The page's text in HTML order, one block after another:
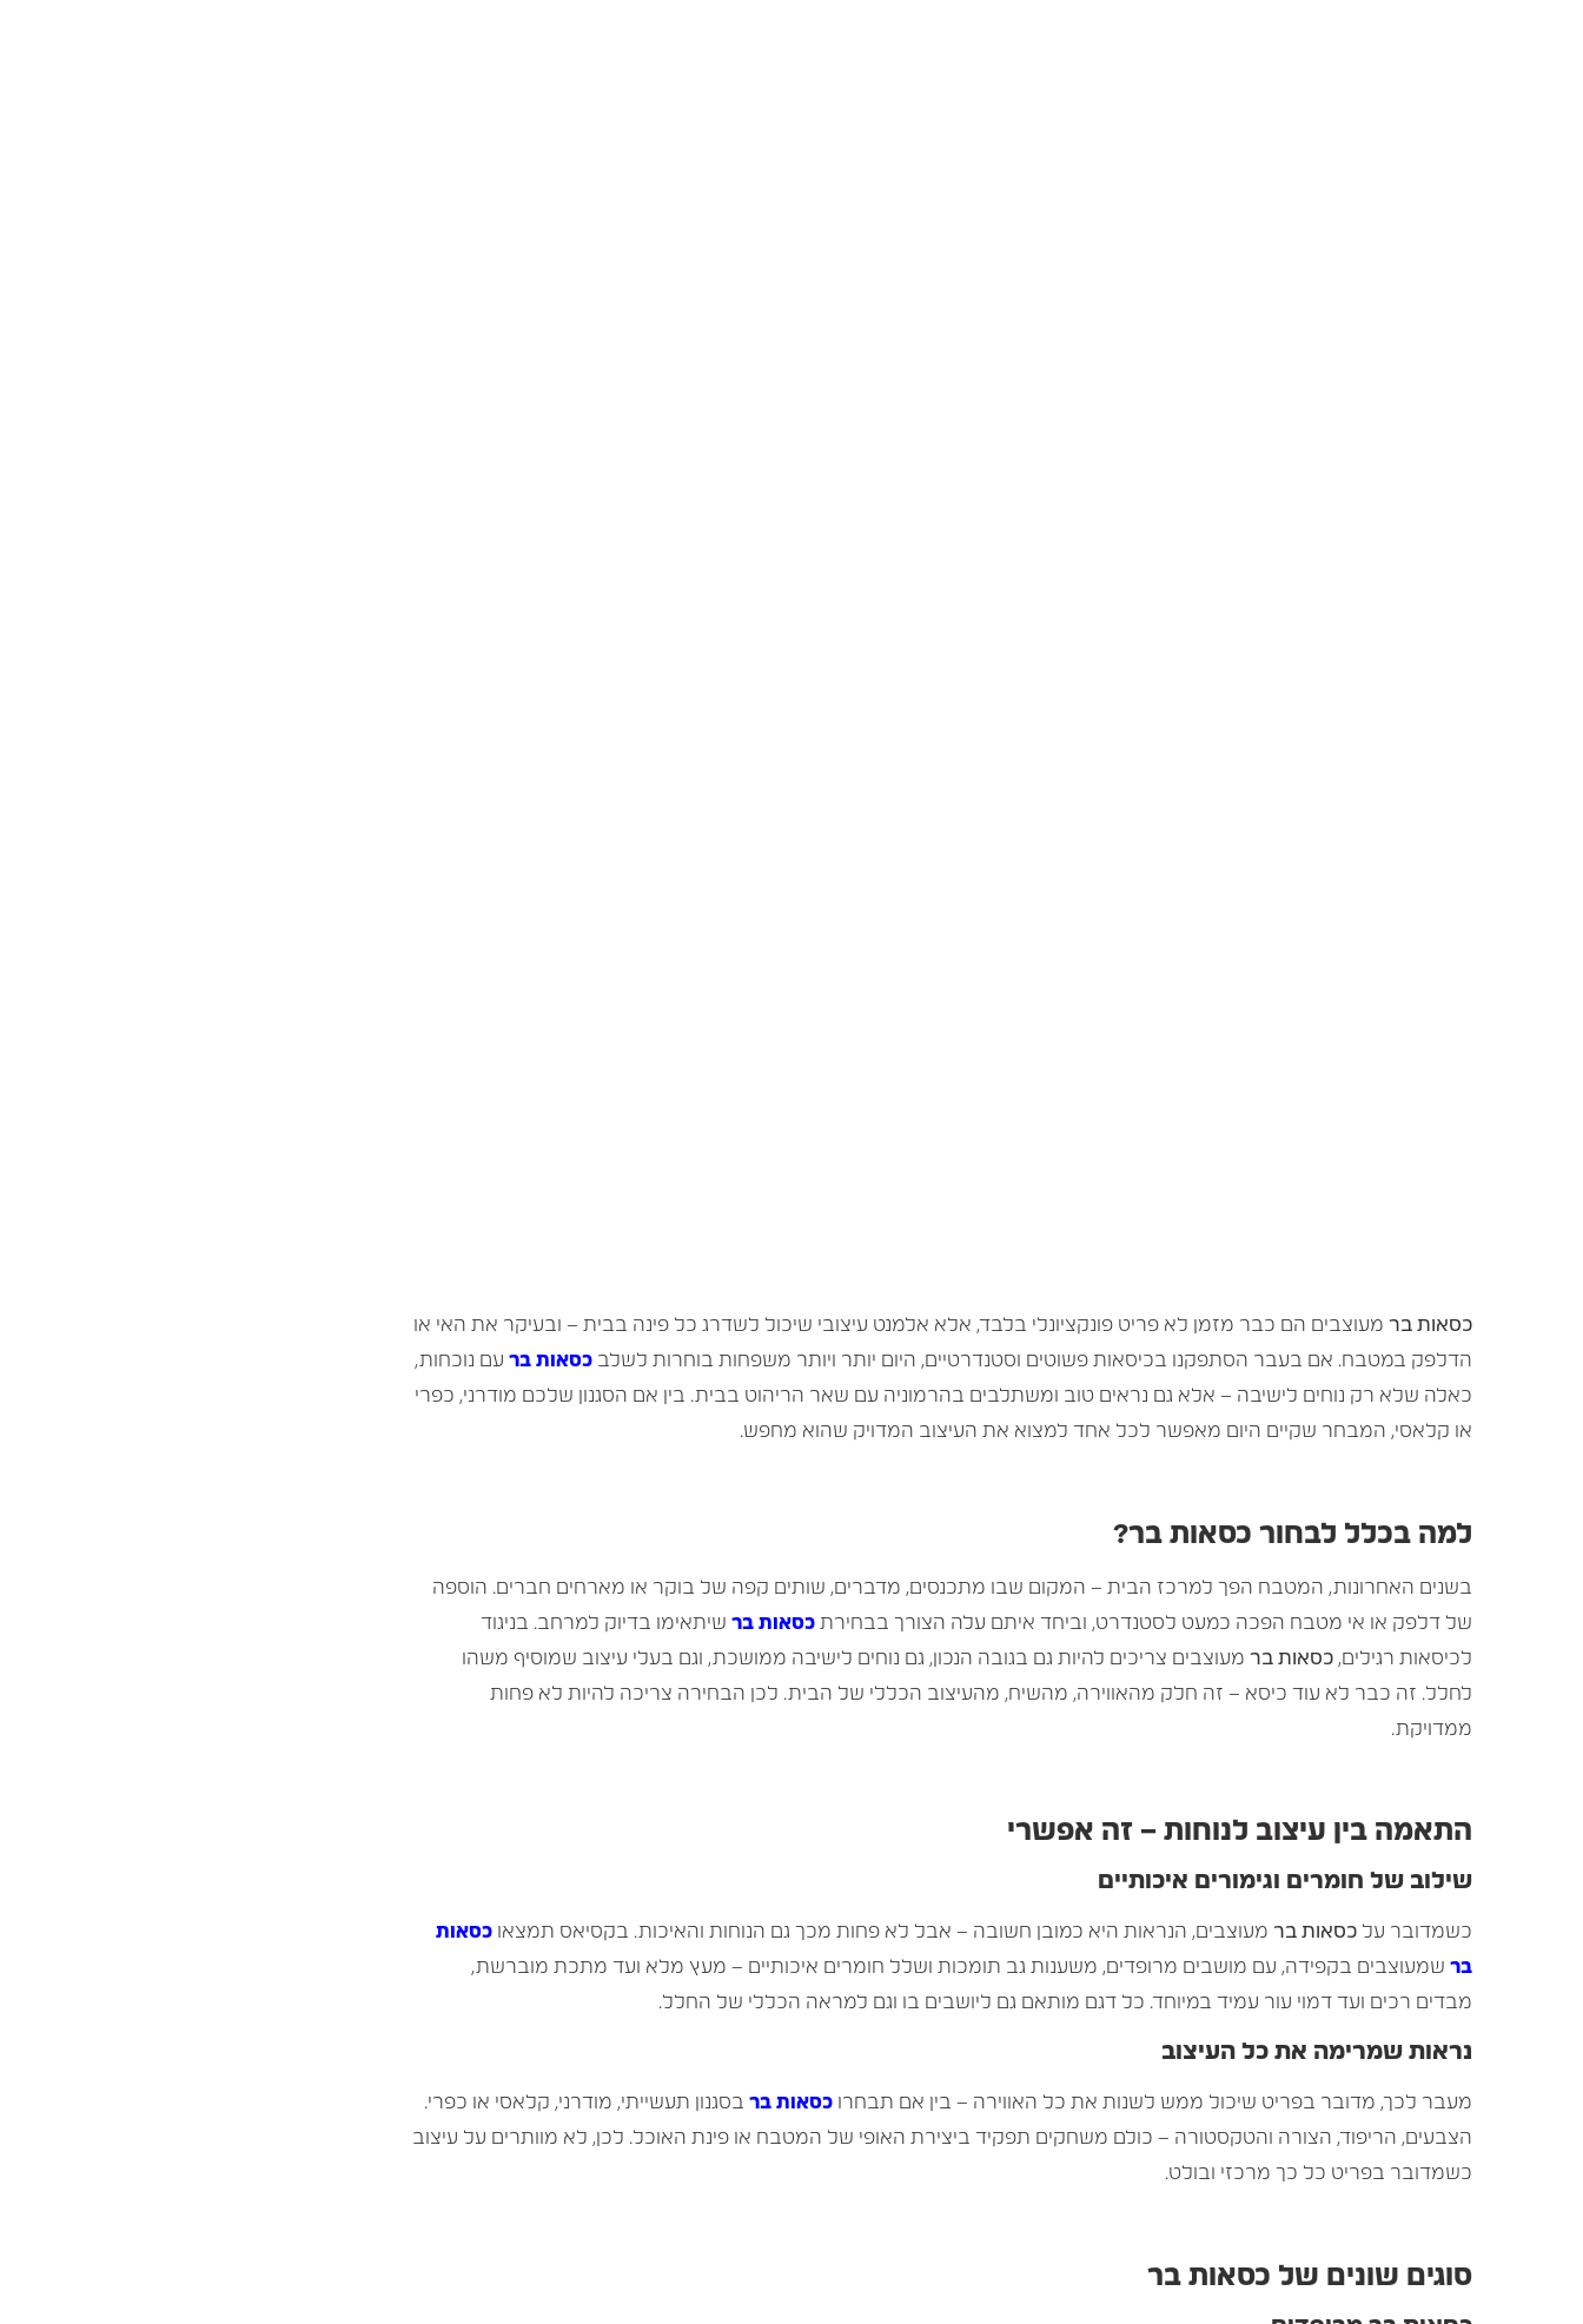
כסאות בר מעוצבים הם כבר מזמן לא פריט פונקציונלי בלבד, אלא אלמנט עיצובי שיכול לשדרג כל פינה בבית – ובעיקר את האי או
הדלפק במטבח. אם בעבר הסתפקנו בכיסאות פשוטים וסטנדרטיים, היום יותר ויותר משפחות בוחרות לשלבכסאות בר עם נוכחות,
כאלה שלא רק נוחים לישיבה – אלא גם נראים טוב ומשתלבים בהרמוניה עם שאר הריהוט בבית. בין אם הסגנון שלכם מודרני, כפרי
או קלאסי, המבחר שקיים היום מאפשר לכל אחד למצוא את העיצוב המדויק שהוא מחפש.
למה בכלל לבחור כסאות בר?
בשנים האחרונות, המטבח הפך למרכז הבית – המקום שבו מתכנסים, מדברים, שותים קפה של בוקר או מארחים חברים. הוספה
של דלפק או אי מטבח הפכה כמעט לסטנדרט, וביחד איתם עלה הצורך בבחירתכסאות בר שיתאימו בדיוק למרחב. בניגוד
לכיסאות רגילים,כסאות בר מעוצבים צריכים להיות גם בגובה הנכון, גם נוחים לישיבה ממושכת, וגם בעלי עיצוב שמוסיף משהו
לחלל. זה כבר לא עוד כיסא – זה חלק מהאווירה, מהשיח, מהעיצוב הכללי של הבית. לכן הבחירה צריכה להיות לא פחות
ממדויקת.
התאמה בין עיצוב לנוחות – זה אפשרי
שילוב של חומרים וגימורים איכותיים
כשמדובר עלכסאות בר מעוצבים, הנראות היא כמובן חשובה – אבל לא פחות מכך גם הנוחות והאיכות. בקסיאס תמצאוכסאות
בר שמעוצבים בקפידה, עם מושבים מרופדים, משענות גב תומכות ושלל חומרים איכותיים – מעץ מלא ועד מתכת מוברשת,
מבדים רכים ועד דמוי עור עמיד במיוחד. כל דגם מותאם גם ליושבים בו וגם למראה הכללי של החלל.
נראות שמרימה את כל העיצוב
מעבר לכך, מדובר בפריט שיכול ממש לשנות את כל האווירה – בין אם תבחרוכסאות בר בסגנון תעשייתי, מודרני, קלאסי או כפרי.
הצבעים, הריפוד, הצורה והטקסטורה – כולם משחקים תפקיד ביצירת האופי של המטבח או פינת האוכל. לכן, לא מוותרים על עיצוב
כשמדובר בפריט כל כך מרכזי ובולט.
סוגים שונים של כסאות בר